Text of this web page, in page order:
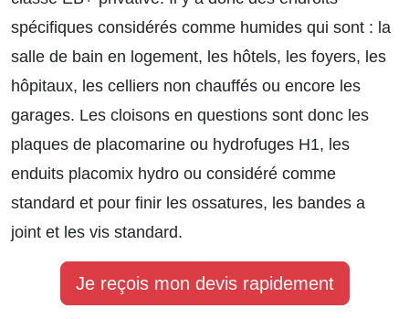
spécifiques considérés comme humides qui sont : la
salle de bain en logement, les hôtels, les foyers, les
hôpitaux, les celliers non chauffés ou encore les
garages. Les cloisons en questions sont donc les
plaques de placomarine ou hydrofuges H1, les
enduits placomix hydro ou considéré comme
standard et pour finir les ossatures, les bandes a
joint et les vis standard.
Je reçois mon devis rapidement